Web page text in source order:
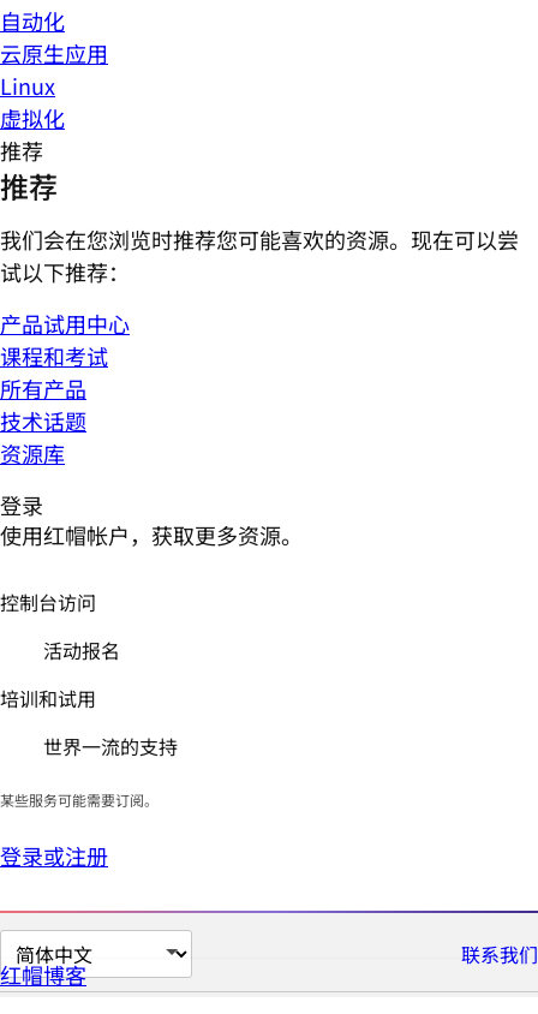
自动化
云原生应用
Linux
虚拟化
推荐
推荐
我们会在您浏览时推荐您可能喜欢的资源。现在可以尝
试以下推荐：
产品试用中心
课程和考试
所有产品
技术话题
资源库
登录
使用红帽帐户，获取更多资源。
控制台访问
活动报名
培训和试用
世界一流的支持
某些服务可能需要订阅。
登录或注册
切
换
联系我们
红帽博客